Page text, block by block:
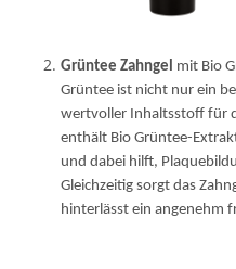
Grüntee Zahngel mit Bio
Grüntee ist nicht nur ein
wertvoller Inhaltsstoff für
enthält Bio Grüntee-
und dabei hilft,
Gleichzeitig sorgt das
hinterlässt ein angenehm